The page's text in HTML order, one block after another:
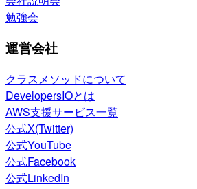
勉強会
運営会社
クラスメソッドについて
DevelopersIOとは
AWS支援サービス一覧
公式X(Twitter)
公式YouTube
公式Facebook
公式LinkedIn